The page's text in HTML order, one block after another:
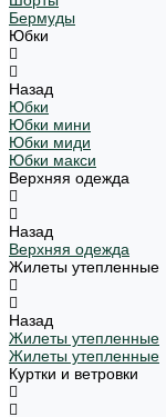
Бермуды
Юбки
Назад
Юбки
Юбки мини
Юбки миди
Юбки макси
Верхняя одежда
Назад
Верхняя одежда
Жилеты утепленные
Назад
Жилеты утепленные
Жилеты утепленные
Куртки и ветровки